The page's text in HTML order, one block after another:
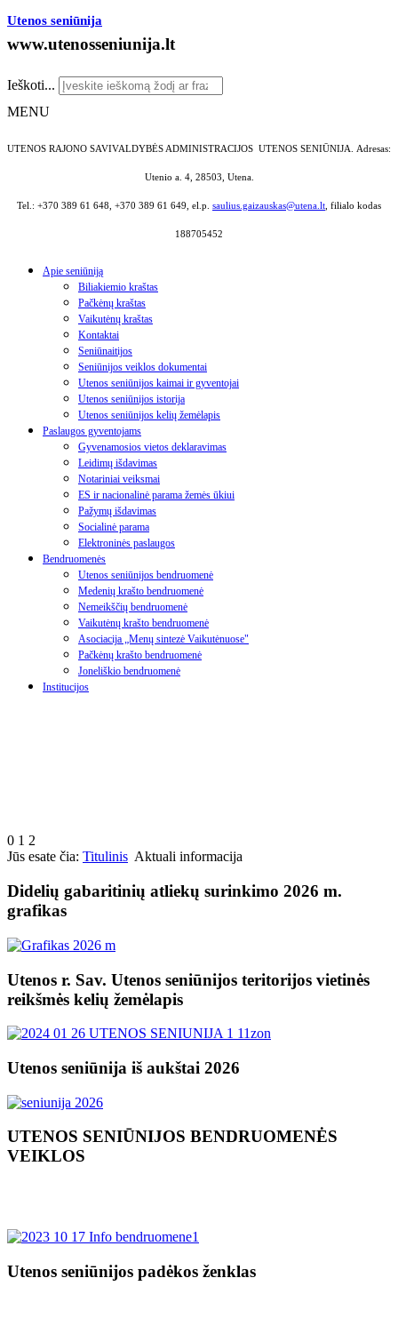
Utenos seniūnija
www.utenosseniunija.lt
Ieškoti...
MENU
UTENOS RAJONO SAVIVALDYBĖS ADMINISTRACIJOS UTENOS SENIŪNIJA. Adresas:
Utenio a. 4, 28503, Utena.
Tel.: +370 389 61 648, +370 389 61 649, el.p. saulius.gaizauskas@utena.lt, filialo kodas
188705452
Apie seniūniją
Biliakiemio kraštas
Pačkėnų kraštas
Vaikutėnų kraštas
Kontaktai
Seniūnaitijos
Seniūnijos veiklos dokumentai
Utenos seniūnijos kaimai ir gyventojai
Utenos seniūnijos istorija
Utenos seniūnijos kelių žemėlapis
Paslaugos gyventojams
Gyvenamosios vietos deklaravimas
Leidimų išdavimas
Notariniai veiksmai
ES ir nacionalinė parama žemės ūkiui
Pažymų išdavimas
Socialinė parama
Elektroninės paslaugos
Bendruomenės
Utenos seniūnijos bendruomenė
Medenių krašto bendruomenė
Nemeikščių bendruomenė
Vaikutėnų krašto bendruomenė
Asociacija „Menų sintezė Vaikutėnuose"
Pačkėnų krašto bendruomenė
Joneliškio bendruomenė
Institucijos
0 1 2
Jūs esate čia: Titulinis Aktuali informacija
Didelių gabaritinių atliekų surinkimo 2026 m.
grafikas
Utenos r. Sav. Utenos seniūnijos teritorijos vietinės
reikšmės kelių žemėlapis
Utenos seniūnija iš aukštai 2026
UTENOS SENIŪNIJOS BENDRUOMENĖS
VEIKLOS
Utenos seniūnijos padėkos ženklas